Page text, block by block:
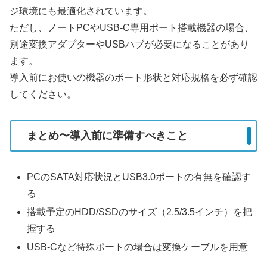
ジ環境にも最適化されています。
ただし、ノートPCやUSB-C専用ポート搭載機器の場合、
別途変換アダプターやUSBハブが必要になることがあり
ます。
導入前にお使いの機器のポート形状と対応規格を必ず確認
してください。
まとめ〜導入前に準備すべきこと
PCのSATA対応状況とUSB3.0ポートの有無を確認す
る
搭載予定のHDD/SSDのサイズ（2.5/3.5インチ）を把
握する
USB-Cなど特殊ポートの場合は変換ケーブルを用意